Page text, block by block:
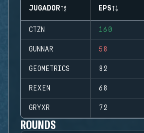
JUGADOR EPS
CTZN 160
GUNNAR 58
GEOMETRICS 82
REXEN 68
GRYXR 72
ROUNDS